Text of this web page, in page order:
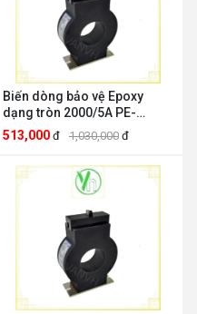
Biến dòng bảo vệ Epoxy
dạng tròn 2000/5A PE-
RCP13 Precise Electric
Precise Electric PE-RCP13
513,000 đ 1,030,000 đ